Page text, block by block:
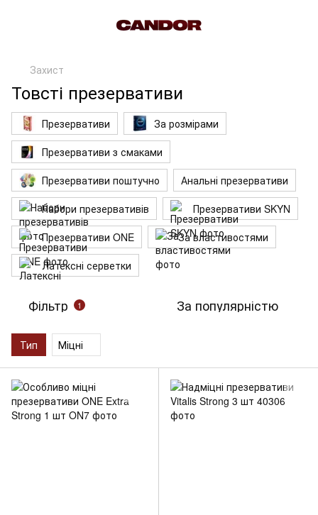
Захист
Товсті презервативи
Презервативи
За розмірами
Презервативи з смаками
Презервативи поштучно
Анальні презервативи
Набори презервативів
Презервативи SKYN
Презервативи ONE
За властивостями
Латексні серветки
Фільтр 1 За популярністю
Тип Міцні